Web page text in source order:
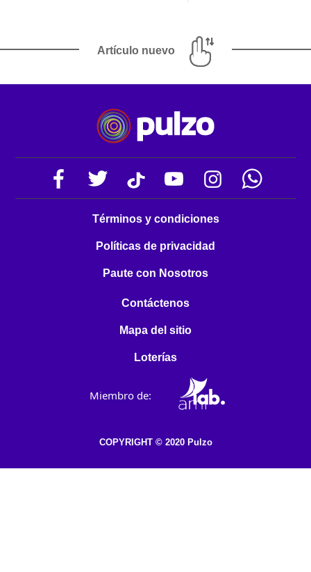
Artículo nuevo
Términos y condiciones
Políticas de privacidad
Paute con Nosotros
Contáctenos
Mapa del sitio
Loterías
Miembro de:
COPYRIGHT © 2020 Pulzo